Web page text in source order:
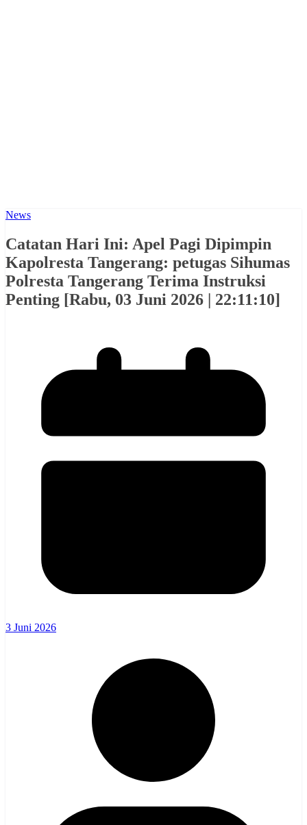
News
Catatan Hari Ini: Apel Pagi Dipimpin
Kapolresta Tangerang: petugas Sihumas
Polresta Tangerang Terima Instruksi
Penting [Rabu, 03 Juni 2026 | 22:11:10]
3 Juni 2026